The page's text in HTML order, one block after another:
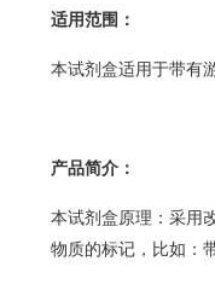
适用范围：
本试剂盒适用于带有
产品简介：
本试剂盒原理：采用
物质的标记，比如：